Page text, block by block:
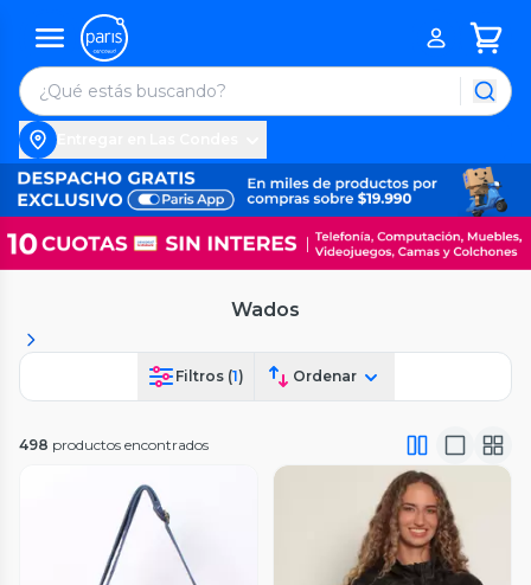
Wados
Filtros (1) Ordenar
498 productos encontrados